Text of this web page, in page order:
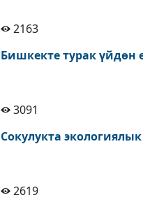
2163
Бишкекте турак
3091
Сокулукта
2619